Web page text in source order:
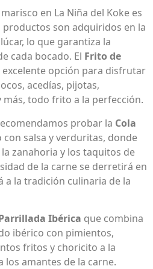
en La Niña del Koke es
son adquiridos en la
lo que garantiza la
cada bocado. El Frito de
excelente opción para disfrutar
acedías, pijotas,
más, todo frito a la perfección.
probar la Cola
con salsa y verduritas, donde
zanahoria y los taquitos de
de la carne se derretirá en
la tradición culinaria de la
Ibérica que combina
ibérico con pimientos,
fritos y choricito a la
los amantes de la carne.